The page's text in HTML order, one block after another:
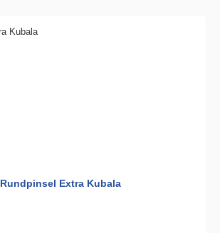
Rundpinsel Extra Kubala